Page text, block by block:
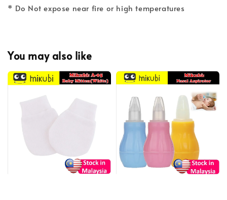
* Do Not expose near fire or high temperatures
You may also like